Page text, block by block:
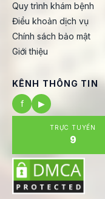
Quy trình khám bệnh
Điều khoản dịch vụ
Chính sách bảo mật
Giới thiệu
KÊNH THÔNG TIN
f
▶
TRỰC TUYẾN
9